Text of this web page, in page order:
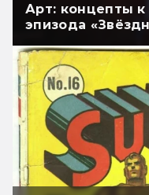
Арт: концепты к
эпизода